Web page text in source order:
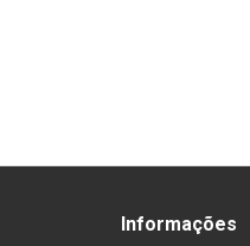
Informações